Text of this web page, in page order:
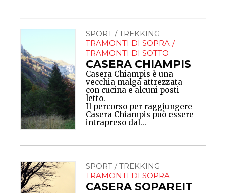
SPORT / TREKKING
TRAMONTI DI SOPRA /
TRAMONTI DI SOTTO
CASERA CHIAMPIS
Casera Chiampis è una
vecchia malga attrezzata
con cucina e alcuni posti
letto.
Il percorso per raggiungere
Casera Chiampis può essere
intrapreso dal...
SPORT / TREKKING
TRAMONTI DI SOPRA
CASERA SOPAREIT